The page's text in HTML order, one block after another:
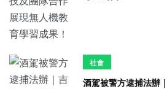
社會
酒駕被警方逮捕法辦